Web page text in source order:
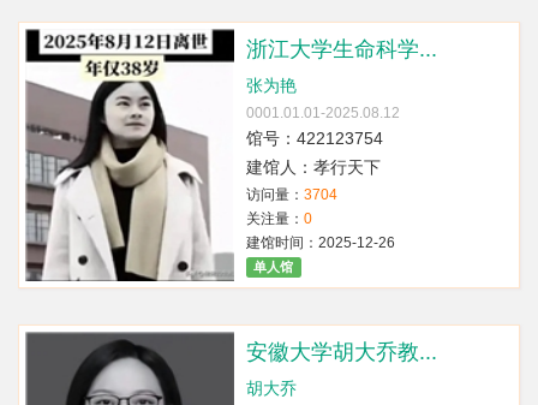
浙江大学生命科学...
张为艳
0001.01.01-2025.08.12
馆号：422123754
建馆人：孝行天下
访问量： 3704
关注量： 0
建馆时间：2025-12-26
单人馆
安徽大学胡大乔教...
胡大乔